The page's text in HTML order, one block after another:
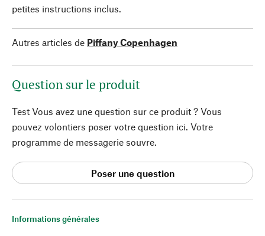
Informations générales
petites instructions inclus.
Autres articles de Piffany Copenhagen
Question sur le produit
Test Vous avez une question sur ce produit ? Vous
pouvez volontiers poser votre question ici. Votre
programme de messagerie souvre.
Poser une question